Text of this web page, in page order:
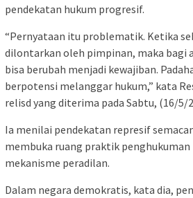
pendekatan hukum progresif.
“Pernyataan itu problematik. Ketika
dilontarkan oleh pimpinan, maka bagi
bisa berubah menjadi kewajiban.
berpotensi melanggar hukum,” kata
relisd yang diterima pada Sabtu, (16/5/
Ia menilai pendekatan represif
membuka ruang praktik
mekanisme peradilan.
Dalam negara demokratis, kata dia,